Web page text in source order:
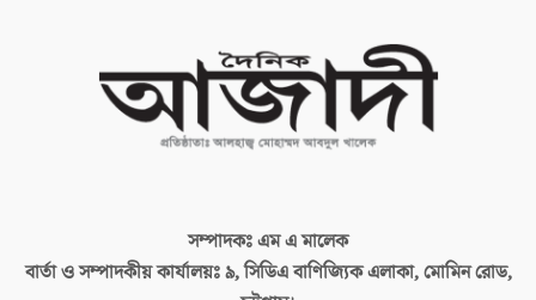
সম্পাদকঃএম এ মালেক
বার্তা ও সম্পাদকীয় কার্যালয়ঃ৯, সিডিএ বাণিজ্যিক এলাকা, মোমিন রোড,